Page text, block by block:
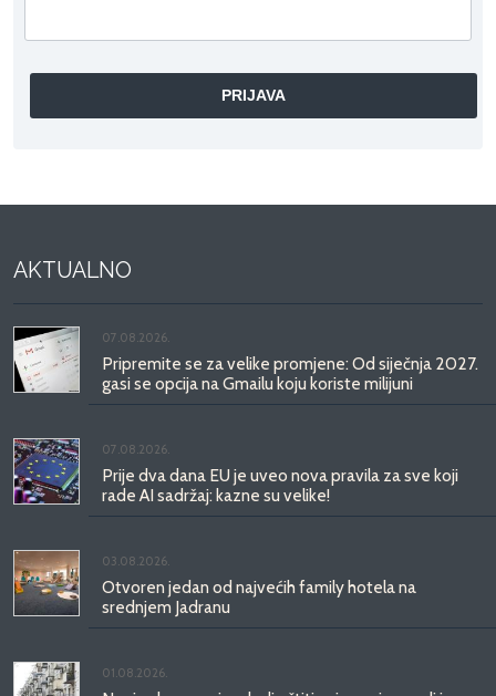
AKTUALNO
07.08.2026.
Pripremite se za velike promjene: Od siječnja 2027.
gasi se opcija na Gmailu koju koriste milijuni
07.08.2026.
Prije dva dana EU je uveo nova pravila za sve koji
rade AI sadržaj: kazne su velike!
03.08.2026.
Otvoren jedan od najvećih family hotela na
srednjem Jadranu
01.08.2026.